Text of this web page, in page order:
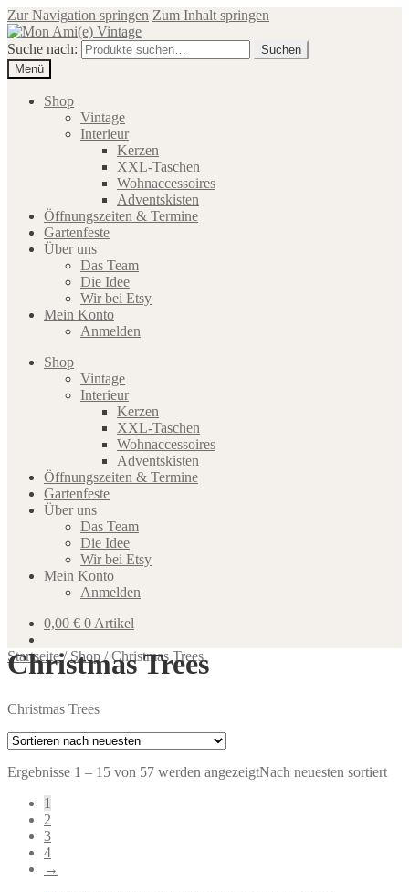
Zur Navigation springen Zum Inhalt springen
Suche nach:
Suchen
Menü
Shop
Vintage
Interieur
Kerzen
XXL-Taschen
Wohnaccessoires
Adventskisten
Öffnungszeiten & Termine
Gartenfeste
Über uns
Das Team
Die Idee
Wir bei Etsy
Mein Konto
Anmelden
Shop
Vintage
Interieur
Kerzen
XXL-Taschen
Wohnaccessoires
Adventskisten
Öffnungszeiten & Termine
Gartenfeste
Über uns
Das Team
Die Idee
Wir bei Etsy
Mein Konto
Anmelden
0,00 € 0 Artikel
Startseite/ Shop /Christmas Trees
Christmas Trees
Christmas Trees
Ergebnisse 1 – 15 von 57 werden angezeigtNach neuesten sortiert
1
2
3
4
→